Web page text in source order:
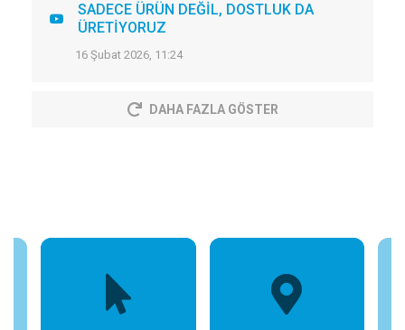
SADECE ÜRÜN DEĞİL, DOSTLUK DA
ÜRETİYORUZ
16 Şubat 2026, 11:24
DAHA FAZLA GÖSTER